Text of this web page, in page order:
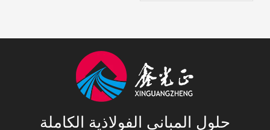
حلول المباني الفولاذية الكاملة